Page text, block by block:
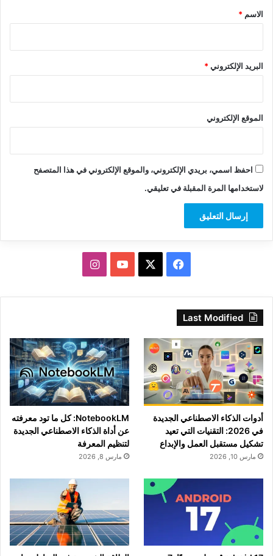
*
الاسم *
البريد الإلكتروني*
الموقع الإلكتروني
احفظ اسمي، بريدي الإلكتروني، والموقع الإلكتروني في هذا المتصفح
لاستخدامها المرة المقبلة في تعليقي.
فيسبوك ‫YouTubeانستقرام
Last Modified
أدوات الذكاء الاصطناعي الجديدة
في 2026: التقنيات التي تعيد
تشكيل مستقبل العمل والإبداع
مارس 10, 2026
NotebookLM: كل ما تود معرفته
عن أداة الذكاء الاصطناعي الجديدة
لتنظيم المعرفة
مارس 8, 2026